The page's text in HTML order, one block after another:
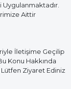
Aittir
İletişime Geçilip
Konu Hakkında
Lütfen Ziyaret Ediniz